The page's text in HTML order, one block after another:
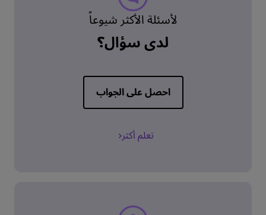
لأسئلة الأكثر شيوعاً
لدي سؤال؟
احصل على الجواب
تعلم أكثر